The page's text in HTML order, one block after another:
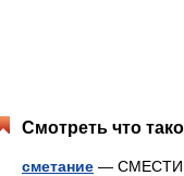
Смотреть что
сметание — СМЕСТИ,